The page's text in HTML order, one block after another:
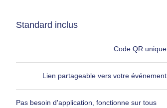
Standard inclus
Code QR unique
Lien partageable vers votre événement
Pas besoin d'application, fonctionne sur tous